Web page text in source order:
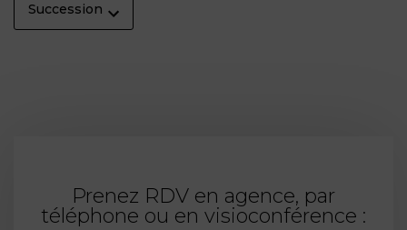
Succession
Prenez RDV en agence, par
téléphone ou en visioconférence :